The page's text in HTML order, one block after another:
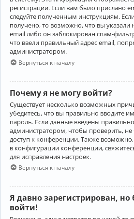
регистрации. Если вам было прислано
следуйте полученным инструкциям.
получено, то возможно, что вы указали
email либо он заблокирован спам-
что ввели правильный адрес email,
администратором.
Вернуться к началу
Почему я не могу войти?
Существует несколько возможных
убедитесь, что вы правильно вводите
пароль. Если данные введены
администратором, чтобы проверить,
доступ к конференции. Также
в конфигурации конференции,
для исправления настроек.
Вернуться к началу
Я давно зарегистрирован,
войти!